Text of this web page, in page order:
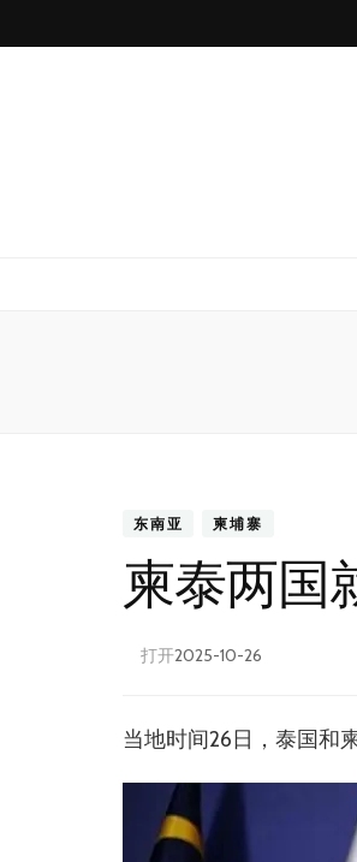
东南亚 柬埔寨
柬泰两国
打开2025-10-26
当地时间26日，泰国和